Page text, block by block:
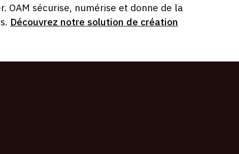
OAM sécurise, numérise et donne de la
Découvrez notre solution de création